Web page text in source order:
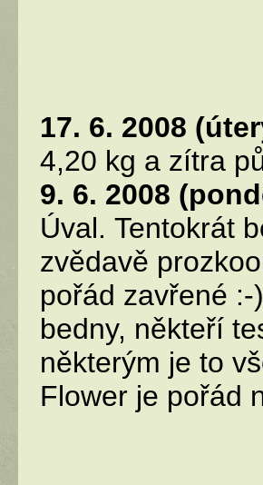
17. 6. 2008
4,20 kg a zítra
9. 6. 2008
Úval. Tentokrát
zvědavě
pořád zavřené
bedny, někteří
některým je to
Flower je pořád